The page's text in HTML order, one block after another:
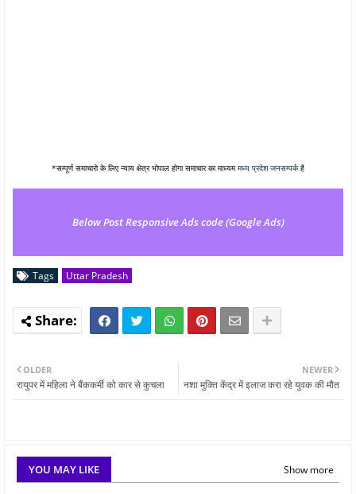
*सम्पूर्ण समाचारो के लिए न्याय क्षेत्र भोपाल होगा समाचार का माध्यममध्य प्रदेश जनसम्पर्कहै
Below Post Responsive Ads code (Google Ads)
Tags Uttar Pradesh
NEWER
नशा मुक्ति केंद्र में इलाज करा रहे युवक की मौत
OLDER
रायुपर में महिला ने बैंककर्मी को कार से कुचला
YOU MAY LIKE Show more